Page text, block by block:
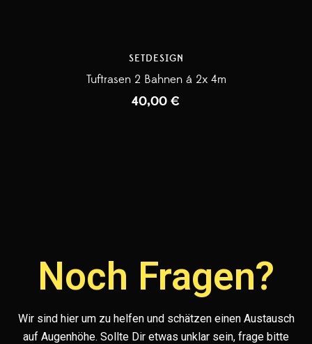
SETDESIGN
Tuftrasen 2 Bahnen á 2x 4m
40,00 €
Noch Fragen?
Wir sind hier um zu helfen und schätzen einen Austausch
auf Augenhöhe. Sollte Dir etwas unklar sein, frage bitte